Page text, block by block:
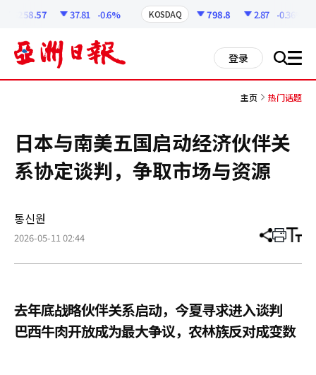
6258.57 37.81 -0.6% KOSDAQ 798.8 2.87 -0.36%
登录 搜 all
主页 热门话题
日本与南美五国启动经济伙伴关
系协定谈判，争取市场与资源
통신원
2026-05-11 02:44 分
章
打 调
小
去年底战略伙伴关系启动，今夏寻求进入谈判
巴西牛肉开放成为最大争议，农林族反对成变数